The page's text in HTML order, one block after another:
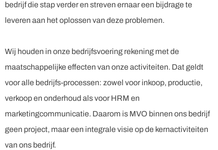
bedrijf die stap verder en streven ernaar een bijdrage te
leveren aan het oplossen van deze problemen.
Wij houden in onze bedrijfsvoering rekening met de
maatschappelijke effecten van onze activiteiten. Dat geldt
voor alle bedrijfs-processen: zowel voor inkoop, productie,
verkoop en onderhoud als voor HRM en
marketingcommunicatie. Daarom is MVO binnen ons bedrijf
geen project, maar een integrale visie op de kernactiviteiten
van ons bedrijf.